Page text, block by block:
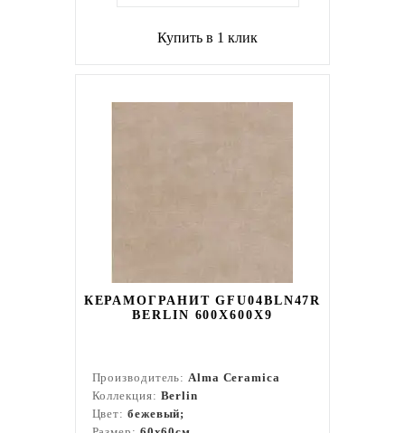
Купить в 1 клик
КЕРАМОГРАНИТ GFU04BLN47R
BERLIN 600X600X9
Производитель:Alma Ceramica
Коллекция: Berlin
Цвет: бежевый;